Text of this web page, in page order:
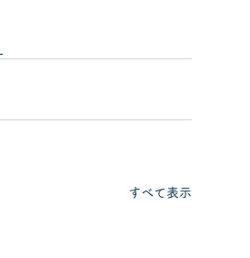
すべて表示